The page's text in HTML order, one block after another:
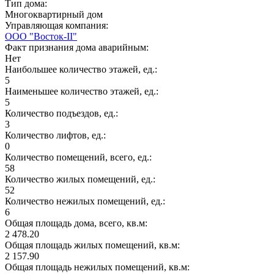
Тип дома:
Многоквартирный дом
Управляющая компания:
ООО "Восток-II"
Факт признания дома аварийным:
Нет
Наибольшее количество этажей, ед.:
5
Наименьшее количество этажей, ед.:
5
Количество подъездов, ед.:
3
Количество лифтов, ед.:
0
Количество помещений, всего, ед.:
58
Количество жилых помещений, ед.:
52
Количество нежилых помещений, ед.:
6
Общая площадь дома, всего, кв.м:
2 478.20
Общая площадь жилых помещений, кв.м:
2 157.90
Общая площадь нежилых помещений, кв.м: